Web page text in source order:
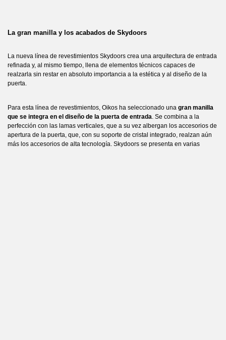
La gran manilla y los acabados de Skydoors
La nueva línea de revestimientos Skydoors crea una arquitectura de entrada
refinada y, al mismo tiempo, llena de elementos técnicos capaces de
realzarla sin restar en absoluto importancia a la estética y al diseño de la
puerta.
Para esta línea de revestimientos, Oikos ha seleccionado una gran manilla
que se integra en el diseño de la puerta de entrada. Se combina a la
perfección con las lamas verticales, que a su vez albergan los accesorios de
apertura de la puerta, que, con su soporte de cristal integrado, realzan aún
más los accesorios de alta tecnología. Skydoors se presenta en varias